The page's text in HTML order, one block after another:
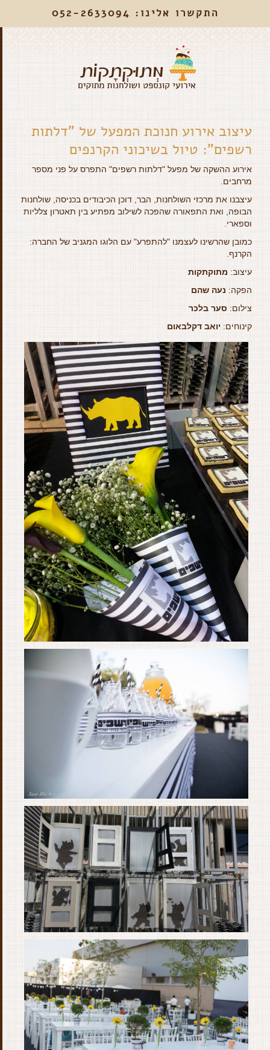
התקשרו אלינו: 052-2633094
עיצוב אירוע חנוכת המפעל של "דלתות
רשפים": טיול בשיכוני הקרנפים
אירוע ההשקה של מפעל "דלתות רשפים" התפרס על פני מספר
מרחבים.
עיצבנו את מרכזי השולחנות, הבר, דוכן הכיבודים בכניסה, שולחנות
הבופה, ואת התפאורה שהפכה לשילוב מפתיע בין תאטרון צלליות
וספארי.
כמובן שהרשינו לעצמנו "להתפרע" עם הלוגו המגניב של החברה:
הקרנף.
עיצוב: מתוקתקות
הפקה: נעה שהם
צילום: סער בלכר
קינוחים: יואב דקלבאום